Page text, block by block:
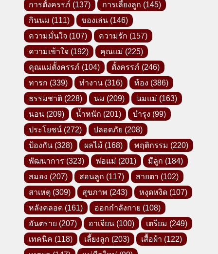
การตั้งครรภ์ (137) การเลี้ยงลูก (145)
กินนม (111) ของเล่น (146)
ความมั่นใจ (107) ความรัก (157)
ความเข้าใจ (192) คุณแม่ (225)
คุณแม่ตั้งครรภ์ (104) ตั้งครรภ์ (246)
ทารก (339) ทำงาน (316) ท้อง (386)
ธรรมชาติ (228) นม (209) นมแม่ (163)
นอน (209) น้ำหนัก (201) บำรุง (99)
ประโยชน์ (272) ปลอดภัย (208)
ป้องกัน (328) ผลไม้ (168) พฤติกรรม (220)
พัฒนาการ (323) พ่อแม่ (201) มีลูก (184)
สมอง (207) สอนลูก (117) สายตา (102)
สาเหตุ (309) สุขภาพ (243) หงุดหงิด (107)
หลังคลอด (161) ออกกำลังกาย (108)
อันตราย (207) อาเจียน (100) เตรียม (249)
เทคนิค (118) เลี้ยงลูก (203) เสื้อผ้า (122)
Facebook -คุณแม่ลูกอ่อน-